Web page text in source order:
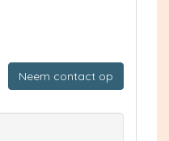
Neem contact op